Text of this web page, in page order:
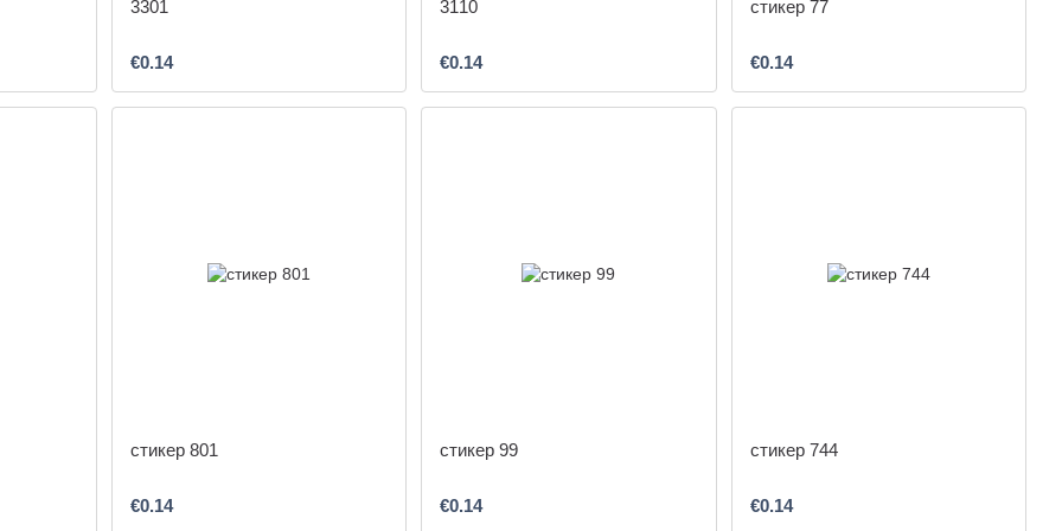
3301
€0.14
3110
€0.14
стикер 77
€0.14
стикер 801
€0.14
стикер 99
€0.14
стикер 744
€0.14